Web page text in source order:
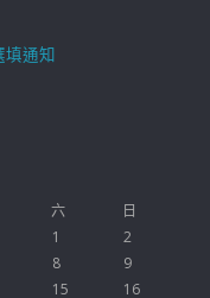
填通知
六
日
1
2
8
9
15 16